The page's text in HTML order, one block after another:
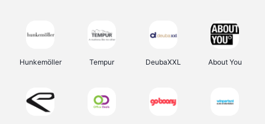
Hunkemöller Tempur DeubaXXL About You